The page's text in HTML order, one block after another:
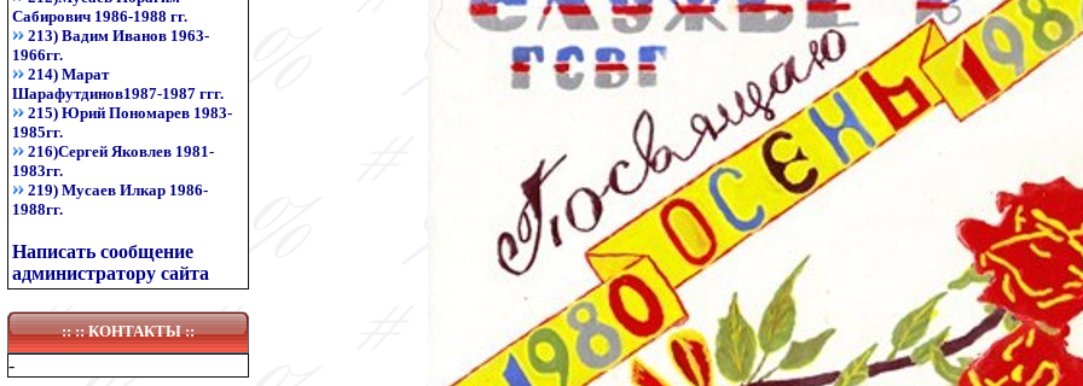
Сабирович 1986-1988 гг.
213) Вадим Иванов 1963-
1966гг.
214) Марат
Шарафутдинов1987-1987 ггг.
215) Юрий Пономарев 1983-
1985гг.
216)Сергей Яковлев 1981-
1983гг.
219) Мусаев Илкар 1986-
1988гг.
Написать сообщение
администратору сайта
:: ::КОНТАКТЫ::
-